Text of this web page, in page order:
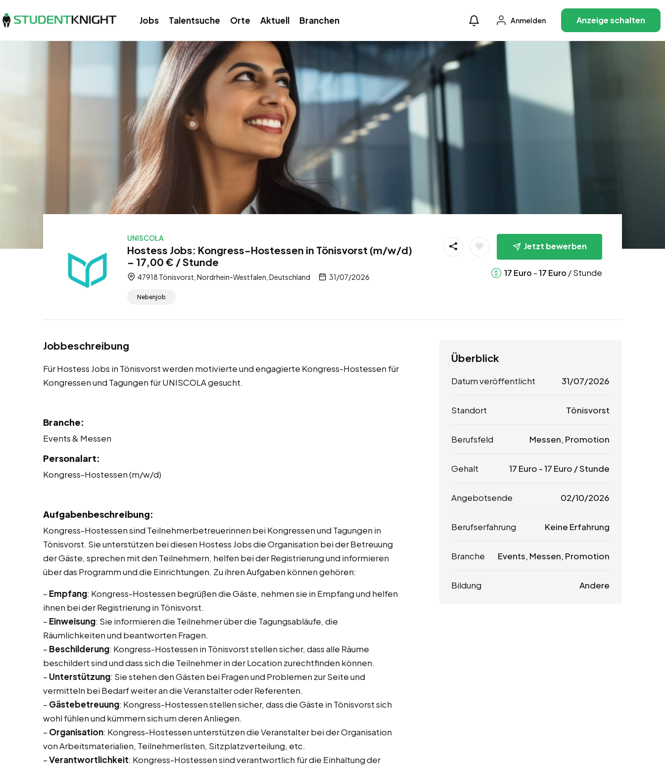
Jobs Talentsuche Orte Aktuell Branchen Anmelden Anzeige schalten
UNISCOLA
Hostess Jobs: Kongress-Hostessen in Tönisvorst (m/w/d)
– 17,00 € / Stunde
47918 Tönisvorst, Nordrhein-Westfalen, Deutschland 31/07/2026
Nebenjob
Jetzt bewerben
17 Euro -17 Euro / Stunde
Jobbeschreibung
Für Hostess Jobs in Tönisvorst werden motivierte und engagierte Kongress-Hostessen für
Kongressen und Tagungen für UNISCOLA gesucht.
Branche:
Events & Messen
Personalart:
Kongress-Hostessen (m/w/d)
Aufgabenbeschreibung:
Kongress-Hostessen sind Teilnehmerbetreuerinnen bei Kongressen und Tagungen in
Tönisvorst. Sie unterstützen bei diesen Hostess Jobs die Organisation bei der Betreuung
der Gäste, sprechen mit den Teilnehmern, helfen bei der Registrierung und informieren
über das Programm und die Einrichtungen. Zu ihren Aufgaben können gehören:
– Empfang: Kongress-Hostessen begrüßen die Gäste, nehmen sie in Empfang und helfen
ihnen bei der Registrierung in Tönisvorst.
– Einweisung: Sie informieren die Teilnehmer über die Tagungsabläufe, die
Räumlichkeiten und beantworten Fragen.
– Beschilderung: Kongress-Hostessen in Tönisvorst stellen sicher, dass alle Räume
beschildert sind und dass sich die Teilnehmer in der Location zurechtfinden können.
– Unterstützung: Sie stehen den Gästen bei Fragen und Problemen zur Seite und
vermitteln bei Bedarf weiter an die Veranstalter oder Referenten.
– Gästebetreuung: Kongress-Hostessen stellen sicher, dass die Gäste in Tönisvorst sich
wohl fühlen und kümmern sich um deren Anliegen.
– Organisation: Kongress-Hostessen unterstützen die Veranstalter bei der Organisation
von Arbeitsmaterialien, Teilnehmerlisten, Sitzplatzverteilung, etc.
–Verantwortlichkeit: Kongress-Hostessen sind verantwortlich für die Einhaltung der
Überblick
Datum veröffentlicht 31/07/2026
Standort Tönisvorst
Berufsfeld Messen, Promotion
Gehalt 17 Euro -17 Euro / Stunde
Angebotsende 02/10/2026
Berufserfahrung Keine Erfahrung
Branche Events, Messen, Promotion
Bildung Andere